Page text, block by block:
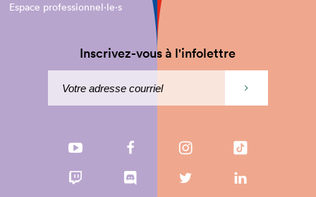
Espace professionnel·le⋅s
Inscrivez-vous à l'infolettre